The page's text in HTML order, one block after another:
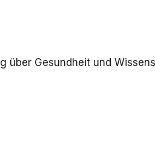
Gesundheit und